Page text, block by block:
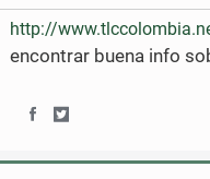
e
o
F
a
e
o
T
w
http://
encontrar buena info
h h